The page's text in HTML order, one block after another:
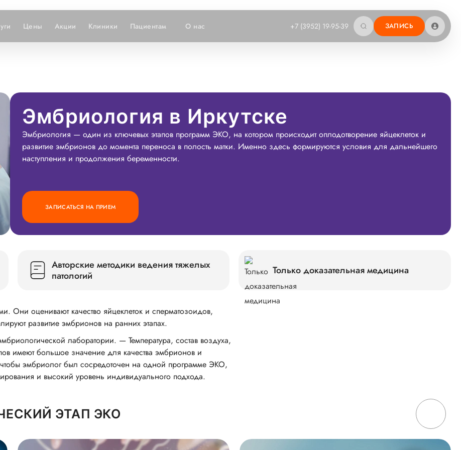
Цены Акции Клиники Пациентам О нас +7 (3952) 19-95-39 ЗАПИСЬ
Эмбриология в Иркутске
Эмбриология — один из ключевых этапов программ ЭКО, на котором происходит оплодотворение яйцеклеток и
развитие эмбрионов до момента переноса в полость матки. Именно здесь формируются условия для дальнейшего
наступления и продолжения беременности.
ЗАПИСАТЬСЯ НА ПРИЕМ
Авторские методики ведения тяжелых
патологий
Только доказательная медицина
Они оценивают качество яйцеклеток и сперматозоидов,
развитие эмбрионов на ранних этапах.
лаборатории. — Температура, состав воздуха,
имеют большое значение для качества эмбрионов и
эмбриолог был сосредоточен на одной программе ЭКО,
и высокий уровень индивидуального подхода.
ЭТАП ЭКО